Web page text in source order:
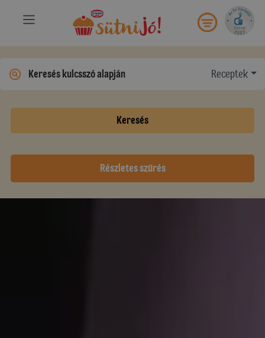
Receptek
Keresés
Részletes szűrés